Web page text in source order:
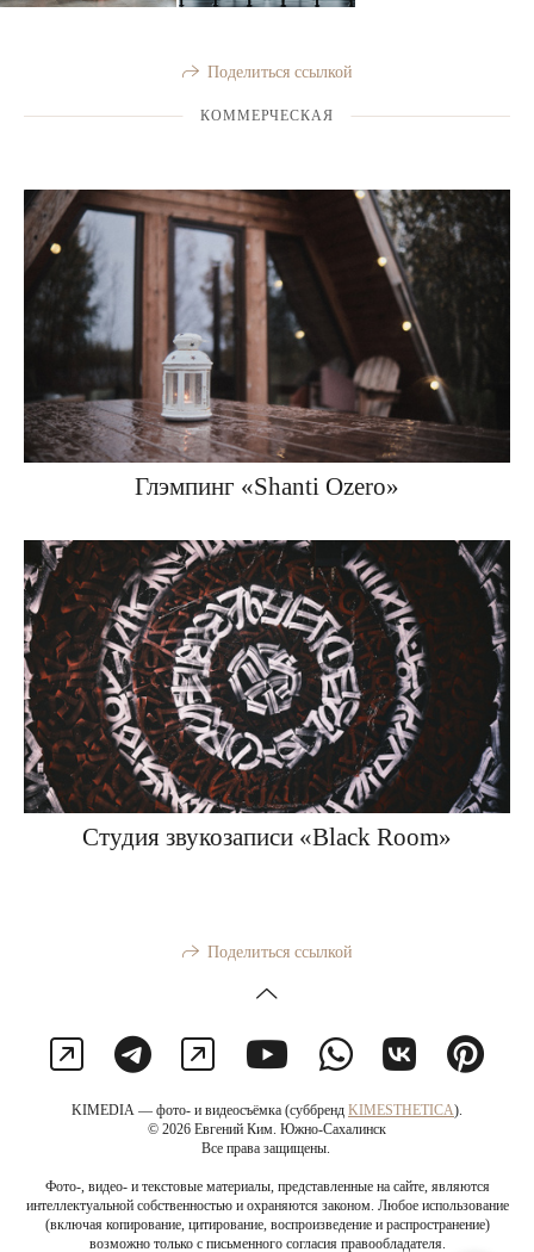
Поделиться ссылкой
КОММЕРЧЕСКАЯ
Глэмпинг «Shanti Ozero»
Студия звукозаписи «Black Room»
Поделиться ссылкой
KIMEDIA — фото- и видеосъёмка (суббренд KIMESTHETICA).
© 2026 Евгений Ким. Южно-Сахалинск
Все права защищены.
Фото-, видео- и текстовые материалы, представленные на сайте, являются
интеллектуальной собственностью и охраняются законом. Любое использование
(включая копирование, цитирование, воспроизведение и распространение)
возможно только с письменного согласия правообладателя.